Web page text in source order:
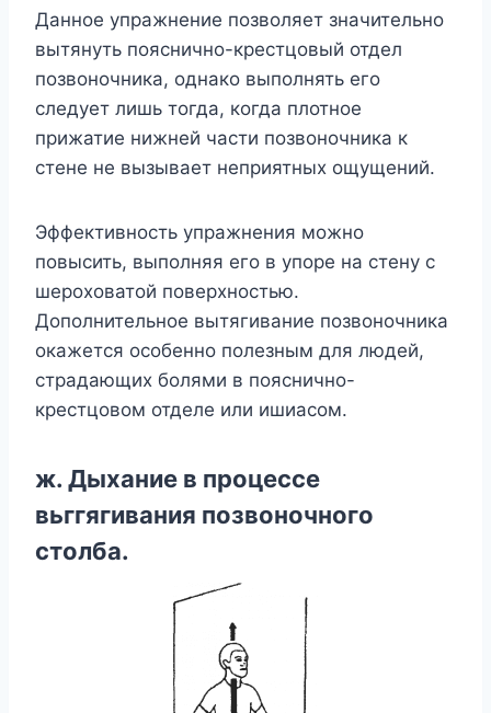
Данное упражнение позволяет значительно
вытянуть пояснично-крестцовый отдел
позвоночника, однако выполнять его
следует лишь тогда, когда плотное
прижатие нижней части позвоночника к
стене не вызывает неприятных ощущений.
Эффективность упражнения можно
повысить, выполняя его в упоре на стену с
шероховатой поверхностью.
Дополнительное вытягивание позвоночника
окажется особенно полезным для людей,
страдающих болями в пояснично-
крестцовом отделе или ишиасом.
ж. Дыхание в процессе
вьггягивания позвоночного
столба.